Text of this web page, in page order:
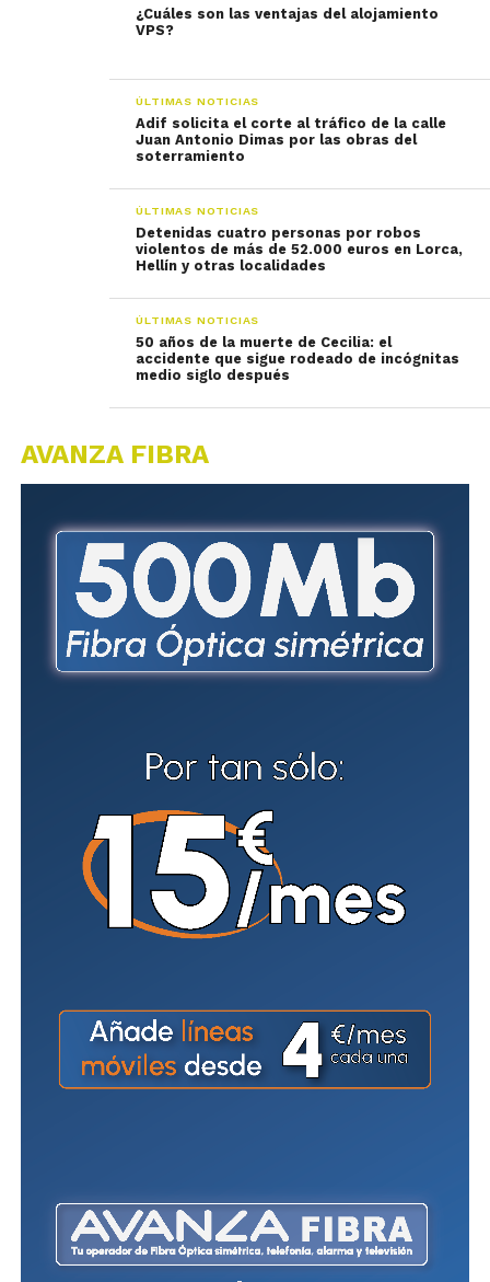
¿Cuáles son las ventajas del alojamiento
VPS?
ÚLTIMAS NOTICIAS
Adif solicita el corte al tráfico de la calle
Juan Antonio Dimas por las obras del
soterramiento
ÚLTIMAS NOTICIAS
Detenidas cuatro personas por robos
violentos de más de 52.000 euros en Lorca,
Hellín y otras localidades
ÚLTIMAS NOTICIAS
50 años de la muerte de Cecilia: el
accidente que sigue rodeado de incógnitas
medio siglo después
AVANZA FIBRA